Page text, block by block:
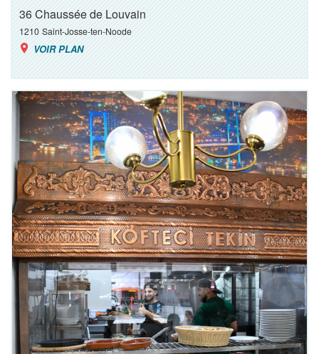
36 Chaussée de Louvain
1210 Saint-Josse-ten-Noode
VOIR PLAN